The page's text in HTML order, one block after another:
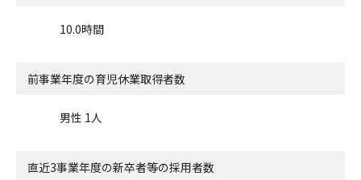
10.0時間
前事業年度の育児休業取得者数
男性 1人
直近3事業年度の新卒者等の採用者数